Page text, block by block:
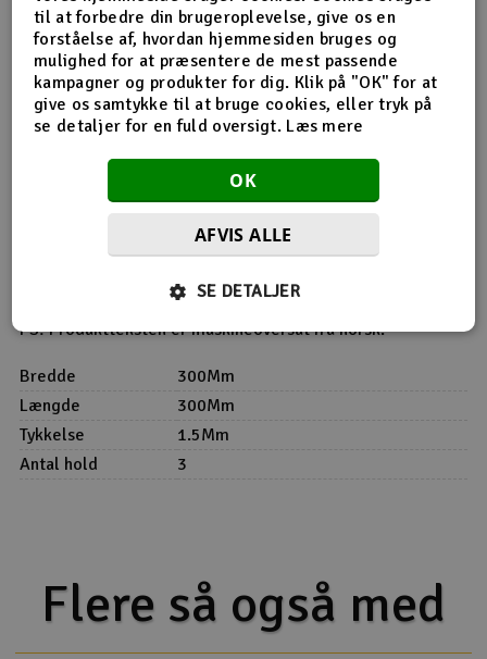
Produktinfo Tip din ven Anmeldelser
Produkt information
Finérplader til modelbygning. Velegnet til afstivere,
30x30 cm. Krydsfiner krydses i 3 lag.
PS! Produktteksten er maskineoversat fra norsk.
Bredde
300Mm
Længde
300Mm
Tykkelse
1.5Mm
Antal hold
3
Flere så også med
til at forbedre din brugeroplevelse, give os en
forståelse af, hvordan hjemmesiden bruges og
mulighed for at præsentere de mest passende
kampagner og produkter for dig. Klik på "OK" for at
give os samtykke til at bruge cookies, eller tryk på
se detaljer for en fuld oversigt. Læs mere
OK
AFVIS ALLE
SE DETALJER